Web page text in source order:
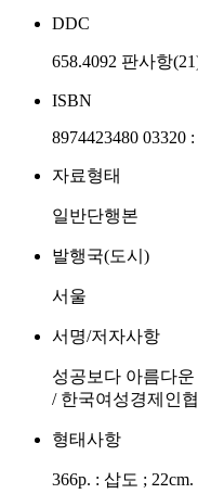
DDC
658.4092 판사항
ISBN
8974423480 03320
자료형태
일반단행본
발행국(도시)
서울
서명/저자사항
성공보다 아름다
/ 한국여성경제인
형태사항
366p. : 삽도 ; 22cm.